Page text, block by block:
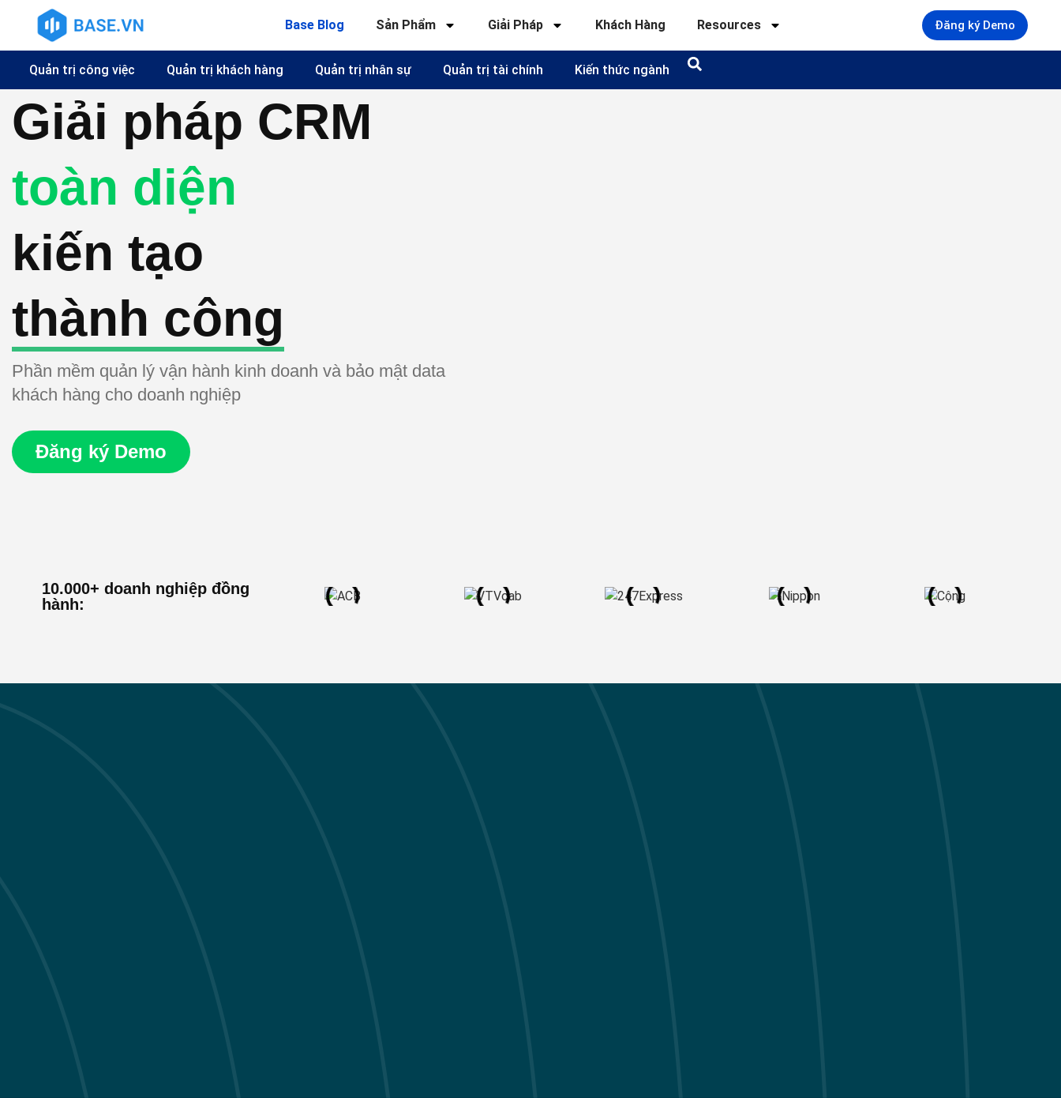
Base Blog Sản Phẩm Giải Pháp Khách Hàng Resources Đăng ký Demo
Quản trị công việc Quản trị khách hàng Quản trị nhân sự Quản trị tài chính Kiến thức ngành
Giải pháp CRM
toàn diện
kiến tạo
thành công
Phần mềm quản lý vận hành kinh doanh và bảo mật data
khách hàng cho doanh nghiệp
Đăng ký Demo
10.000+ doanh nghiệp đồng
hành: